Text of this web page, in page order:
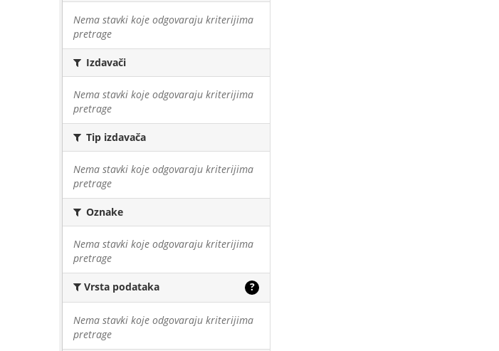
Nema stavki koje odgovaraju kriterijima
pretrage
Izdavači
Nema stavki koje odgovaraju kriterijima
pretrage
Tip izdavača
Nema stavki koje odgovaraju kriterijima
pretrage
Oznake
Nema stavki koje odgovaraju kriterijima
pretrage
Vrsta podataka ?
Nema stavki koje odgovaraju kriterijima
pretrage